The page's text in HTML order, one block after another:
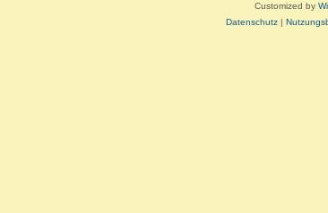
Customized by
Datenschutz|